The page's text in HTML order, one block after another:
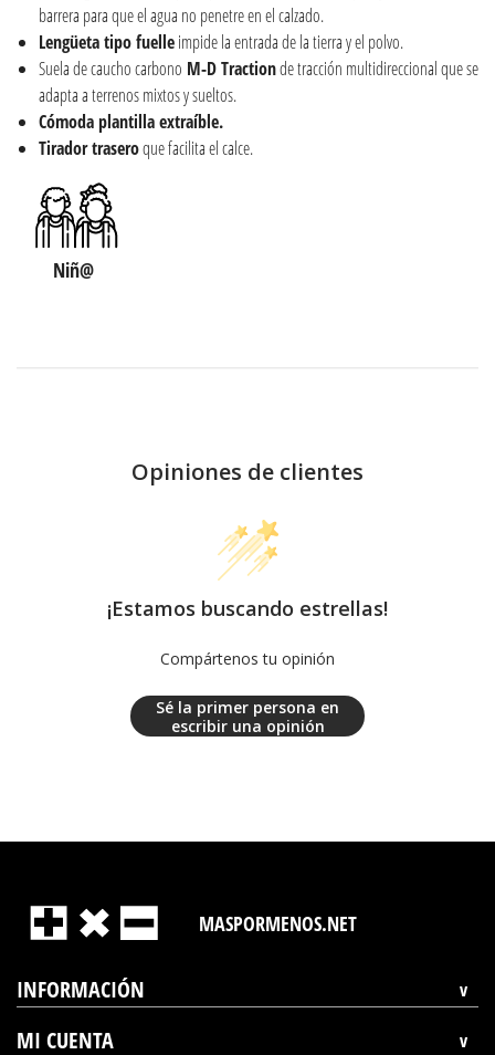
barrera para que el agua no penetre en el calzado.
Lengüeta tipo fuelleimpide la entrada de la tierra y el polvo.
Suela de caucho carbono M-D Tractionde tracción multidireccional que se
adapta a terrenos mixtos y sueltos.
Cómoda plantilla extraíble.
Tirador traseroque facilita el calce.
Niñ@
Opiniones de clientes
¡Estamos buscando estrellas!
Compártenos tu opinión
Sé la primer persona en
escribir una opinión
MASPORMENOS.NET
INFORMACIÓN
MI CUENTA